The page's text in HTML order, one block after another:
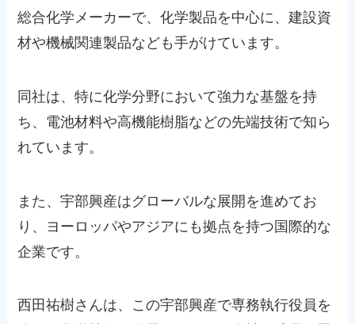
総合化学メーカーで、化学製品を中心に、建設資
材や機械関連製品なども手がけています。
同社は、特に化学分野において強力な基盤を持
ち、電池材料や高機能樹脂などの先端技術で知ら
れています。
また、宇部興産はグローバルな展開を進めてお
り、ヨーロッパやアジアにも拠点を持つ国際的な
企業です。
西田祐樹さんは、この宇部興産で専務執行役員を